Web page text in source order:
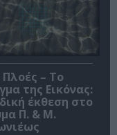
Πλοές – Το
της Εικόνας:
έκθεση στο
Π. & Μ.